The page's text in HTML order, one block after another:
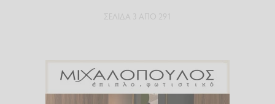
ΣΕΛΊΔΑ 3 ΑΠΌ 291